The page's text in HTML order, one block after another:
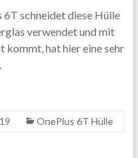
6T schneidet diese Hülle
verwendet und mit
kommt, hat hier eine sehr
OnePlus 6T Hülle